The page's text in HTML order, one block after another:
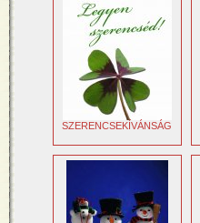
SZERENCSEKÍVÁNSÁG